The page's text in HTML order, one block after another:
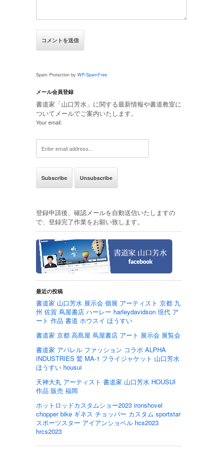
Spam Protection by WP-SpamFree
メール会員登録
書道家「山口芳水」に関する最新情報や書道教室に
ついてメールでご案内いたします。
Your email:
登録申請後、確認メールを自動送信いたしますの
で、登録完了作業をお願い致します。
最近の投稿
書道家 山口芳水 展示会 個展 アーティスト 京都 九
州 佐賀 蔦屋書店 ハーレー harleydavidson 現代 ア
ート 作品 書道 ホウスイ ほうすい
書道家 京都 高島屋 蔦屋書店 アート 展示会 展覧会
書道家 アパレル ファッション コラボ ALPHA
INDUSTRIES 鷲 MA-1 フライジャケット 山口芳水
ほうすい housui
天神大丸 アーティスト 書道家 山口芳水 HOUSUI
作品 販売 福岡
ホットロッドカスタムショー2023 ironshovel
chopper bike ギネス チョッパー カスタム sportstar
スポーツスター アイアンショベル hcs2023
hrcs2023